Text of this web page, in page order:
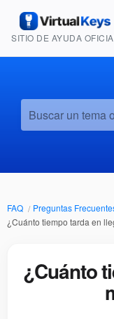
SITIO DE AYUDA
Buscar un tema
FAQ
Preguntas
¿Cuánto tiempo tarda en
¿Cuánto